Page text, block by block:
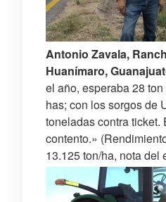
Antonio Zavala,
Huanímaro,
el año, esperaba 28
has; con los sorgos de
toneladas contra ticket.
contento.»
13.125 ton/ha, nota del